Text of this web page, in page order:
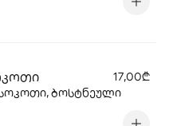
17,00₾
ბოსტნეული